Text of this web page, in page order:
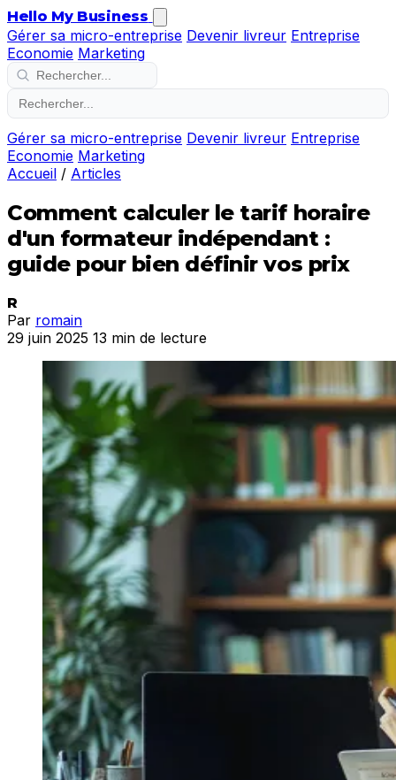
Hello My Business
Gérer sa micro-entreprise Devenir livreur Entreprise
Economie Marketing
Gérer sa micro-entreprise Devenir livreur Entreprise
Economie Marketing
Accueil / Articles
Comment calculer le tarif horaire
d'un formateur indépendant :
guide pour bien définir vos prix
R
Par romain
29 juin 2025 13 min de lecture